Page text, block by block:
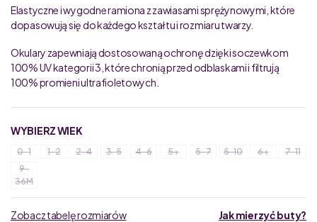
Elastyczne i wygodne ramiona z zawiasami sprężynowymi, które
dopasowują się do każdego kształtu i rozmiaru twarzy.
Okulary zapewniają dostosowaną ochronę dzięki soczewkom
100% UV kategorii 3, które chronią przed odblaskami i filtrują
100% promieni ultrafioletowych.
WYBIERZ WIEK
0-1 1-2 2-4 3-5 4-6 5+ 5-7 5-10 6+
7-11
9-
36M
Zobacz tabelę rozmiarów Jak mierzyć buty?